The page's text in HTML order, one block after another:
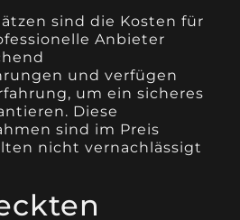
sind die Kosten für
Anbieter
und verfügen
um ein sicheres
Diese
sind im Preis
nicht vernachlässigt